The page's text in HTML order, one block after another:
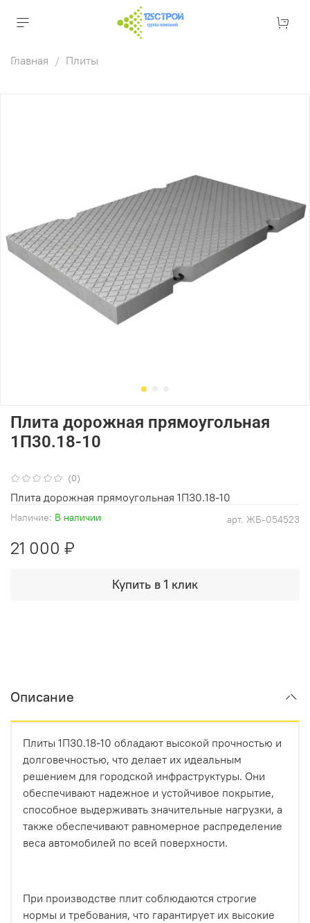
Главная Плиты
(0)
арт. ЖБ-054523
Наличие: В наличии
Плита дорожная прямоугольная
1П30.18-10
21 000 ₽
Купить в 1 клик
Плита дорожная прямоугольная 1П30.18-10
Описание
Плиты 1П30.18-10 обладают высокой прочностью и
долговечностью, что делает их идеальным
решением для городской инфраструктуры. Они
обеспечивают надежное и устойчивое покрытие,
способное выдерживать значительные нагрузки, а
также обеспечивают равномерное распределение
веса автомобилей по всей поверхности.
При производстве плит соблюдаются строгие
нормы и требования, что гарантирует их высокие